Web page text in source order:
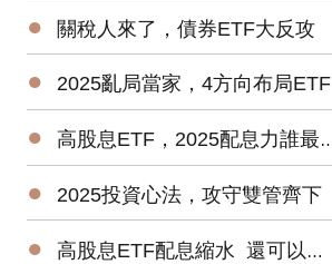
● 關稅人來了，債券ETF大反攻
● 2025亂局當家，4方向布局ETF
● 高股息ETF，2025配息力誰最強?
● 2025投資心法，攻守雙管齊下
● 高股息ETF配息縮水 還可以買嗎?